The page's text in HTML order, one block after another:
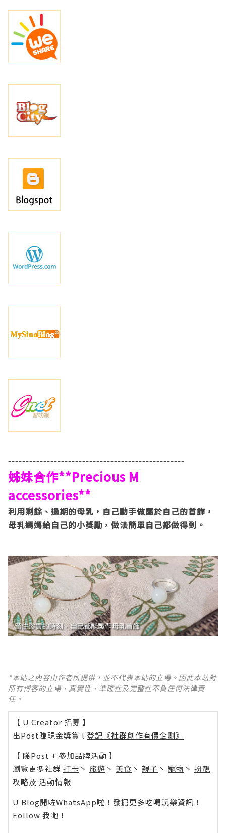
--------------------------------------------------
姊妹合作**Precious M
accessories**
利用剩餘、過期的母乳，自己動手做屬於自己的首飾，
母乳媽媽給自己的小獎勵，做法簡單自己都做得到。
*本站之內容由作者所提供，並不代表本站的立場。因此本站對
所有博客的立場、真實性、準確性及完整性不負任何法律責
任。
【 U Creator 招募 】
出Post賺現金獎賞 l 登記《社群創作有價企劃》
【 睇Post + 參加品牌活動 】
瀏覽更多社群 打卡 丶 旅遊 丶 美食 丶 親子 丶 寵物 丶 扮靚
攻略及 活動情報
U Blog開咗WhatsApp啦！發掘更多吃喝玩樂資訊！
Follow 我哋 ！